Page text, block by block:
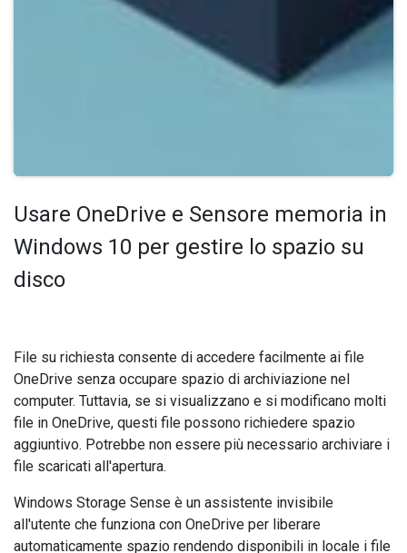
Usare OneDrive e Sensore memoria in
Windows 10 per gestire lo spazio su
disco
File su richiesta consente di accedere facilmente ai file
OneDrive senza occupare spazio di archiviazione nel
computer. Tuttavia, se si visualizzano e si modificano molti
file in OneDrive, questi file possono richiedere spazio
aggiuntivo. Potrebbe non essere più necessario archiviare i
file scaricati all'apertura.
Windows Storage Sense è un assistente invisibile
all'utente che funziona con OneDrive per liberare
automaticamente spazio rendendo disponibili in locale i file